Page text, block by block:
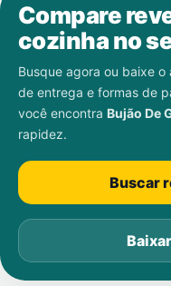
Compare
cozinha no
Busque agora ou baixe
de entrega e formas de
você encontra Bujão De
rapidez.
Buscar